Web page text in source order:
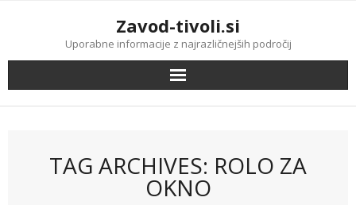
Zavod-tivoli.si
Uporabne informacije z najrazličnejših področij
TAG ARCHIVES: ROLO ZA
OKNO